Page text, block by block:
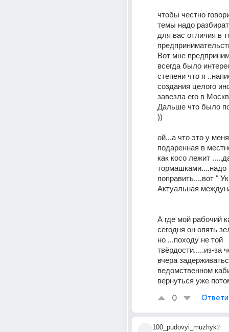
чтобы честно
темы надо
для вас отличия в
Вот мне
всегда было
степени что я
создания целого
завезла его в
Дальше что было
))
ой...а что это у
подаренная в
как косо лежит
тормашками....надо
поправить....вот "
Актуальная
А где мой рабочий
сегодня он опять
но ...походу не той
твёрдости.....из-за
вчера
ведомственном
вернуться уже
0
100_pudovyi_muzhyk2г